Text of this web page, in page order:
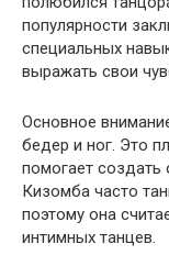
популярности
специальных
выражать свои
Основное
бедер и ног. Это
помогает
Кизомба часто
поэтому она
интимных танцев.